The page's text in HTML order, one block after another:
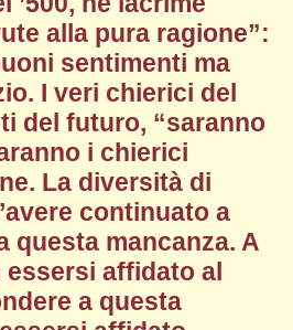
alla pura ragione”:
sentimenti ma
I veri chierici del
del futuro, “saranno
i chierici
La diversità di
continuato a
questa mancanza. A
affidato al
a questa